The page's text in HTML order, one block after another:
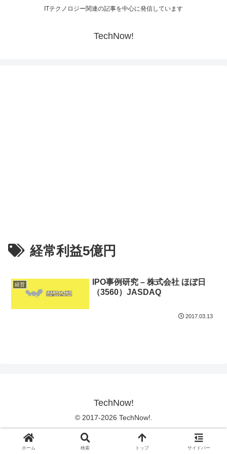
ITテクノロジー関連の記事を中心に発信しています
TechNow!
経常利益5億円
経営
IPO事例研究 – 株式会社 ほぼ日
（3560）JASDAQ
2017.03.13
TechNow!
© 2017-2026 TechNow!.
ホーム 検索 トップ サイドバー